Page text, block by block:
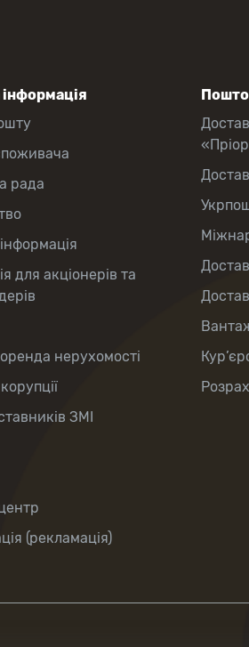
рада
для акціонерів та
нерухомості
ЗМІ
(рекламація)